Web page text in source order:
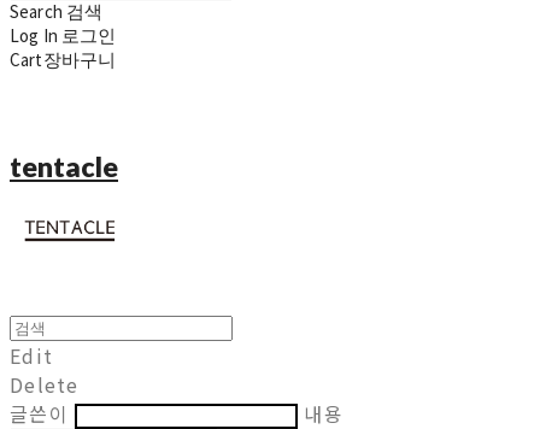
Search 검색
Log In 로그인
Cart장바구니
tentacle
Edit
Delete
글쓴이
내용